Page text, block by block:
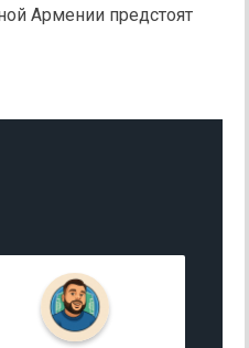
Армении предстоят